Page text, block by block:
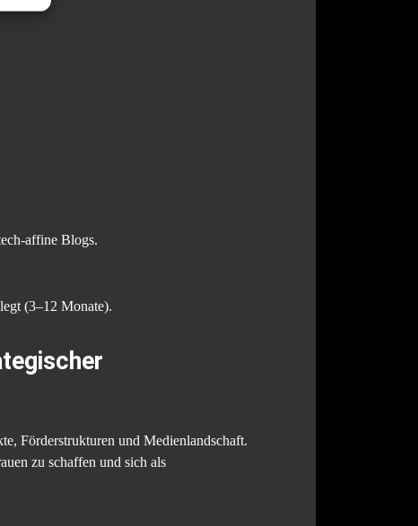
affine Blogs.
(3–12 Monate).
Förderstrukturen und Medienlandschaft.
zu schaffen und sich als